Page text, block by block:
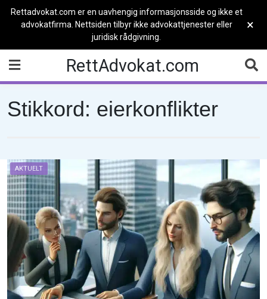
Rettadvokat.com er en uavhengig informasjonsside og ikke et
advokatfirma. Nettsiden tilbyr ikke advokattjenester eller
juridisk rådgivning.
×
content
RettAdvokat.com
Stikkord: eierkonflikter
AKTUELT